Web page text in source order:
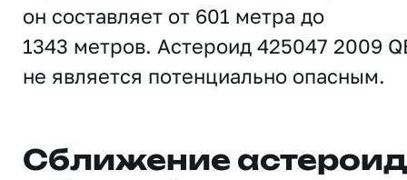
он составляет от 601 метра до
1343 метров. Астероид 425047 2009
не является потенциально опасным.
Сближение